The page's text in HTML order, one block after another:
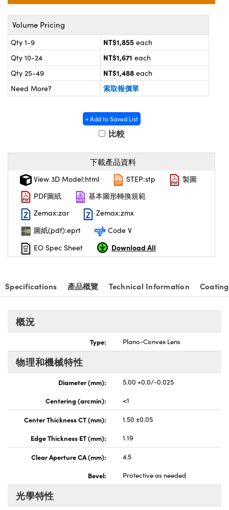
Microscopes | 袖珍顯微鏡
鏡
放大鏡
| 成像系統
Gratings™
Components | SCHOTT 光學
(UFI)
Volume Pricing
Qty 1-9 NT$1,855 each
Qty 10-24
NT$1,671 each
Qty 25-49
NT$1,488 each
Need More?
索取報價單
+ Add to Saved List
比較
下載產品資料
View 3D Model:html STEP:stp
製圖
PDF圖紙
基本圖形轉換規範
Zemax:zar
Zemax:zmx
圖紙(pdf):eprt
Code V
EO Spec Sheet
Download All
Specifications 產品概覽 Technical Information
概況
Type: Plano-Convex Lens
物理和機械特性
Diameter (mm):
5.00 +0.0/-0.025
Centering (arcmin):
<1
Center Thickness CT (mm):
1.50 ±0.05
Edge Thickness ET (mm):
1.19
Clear Aperture CA (mm):
4.5
Bevel:
Protective as needed
光學特性